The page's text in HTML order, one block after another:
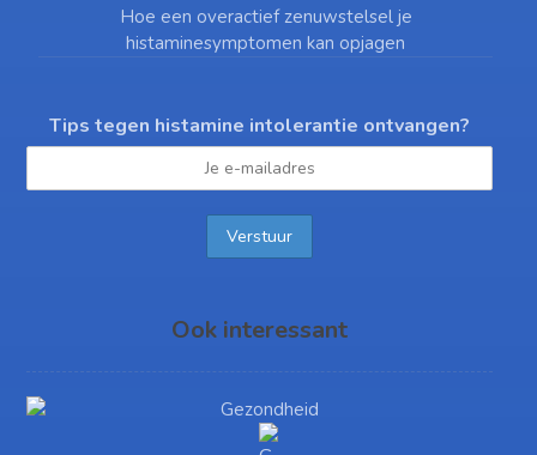
Hoe een overactief zenuwstelsel je
histaminesymptomen kan opjagen
Tips tegen histamine intolerantie ontvangen?
Ook interessant